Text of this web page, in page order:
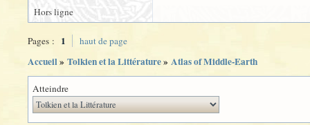
Hors ligne
Pages : 1 haut de page
Accueil» Tolkien et la Littérature» Atlas of Middle-Earth
Atteindre